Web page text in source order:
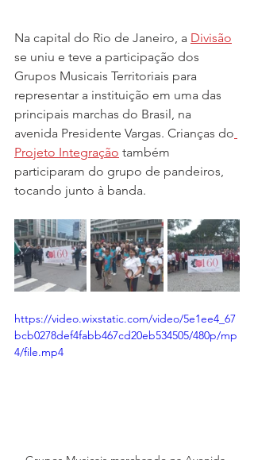
Na capital do Rio de Janeiro, a Divisão
se uniu e teve a participação dos
Grupos Musicais Territoriais para
representar a instituição em uma das
principais marchas do Brasil, na
avenida Presidente Vargas. Crianças do
Projeto Integração também
participaram do grupo de pandeiros,
tocando junto à banda.
https://video.wixstatic.com/video/5e1ee4_67
bcb0278def4fabb467cd20eb534505/480p/mp
4/file.mp4